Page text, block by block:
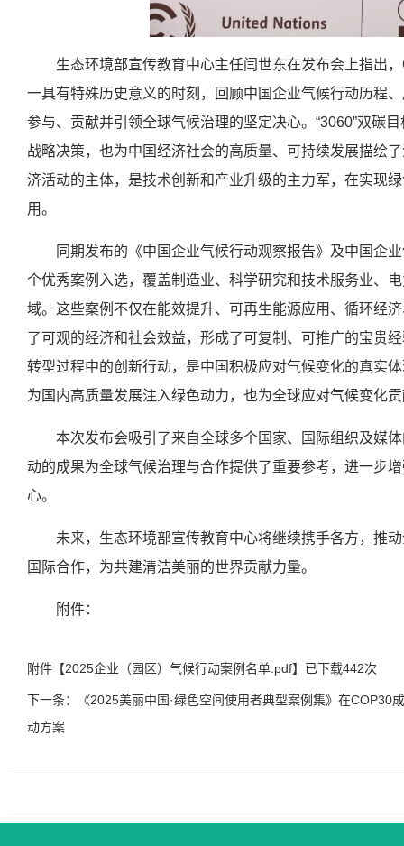
生态环境部宣传教育中心主任闫世东在发布会上指出
一具有特殊历史意义的时刻，回顾中国企业气候行动历程
参与、贡献并引领全球气候治理的坚定决心。“3060”双碳
战略决策，也为中国经济社会的高质量、可持续发展描绘
济活动的主体，是技术创新和产业升级的主力军，在实现
用。
同期发布的《中国企业气候行动观察报告》及中国企
个优秀案例入选，覆盖制造业、科学研究和技术服务业、
域。这些案例不仅在能效提升、可再生能源应用、循环经
了可观的经济和社会效益，形成了可复制、可推广的宝贵
转型过程中的创新行动，是中国积极应对气候变化的真实
为国内高质量发展注入绿色动力，也为全球应对气候变化
本次发布会吸引了来自全球多个国家、国际组织及媒
动的成果为全球气候治理与合作提供了重要参考，进一步
心。
未来，生态环境部宣传教育中心将继续携手各方，推
国际合作，为共建清洁美丽的世界贡献力量。
附件：
附件【2025企业（园区）气候行动案例名单.pdf】已下载442次
下一条：《2025美丽中国·绿色空间使用者典型案例集》在COP30
动方案